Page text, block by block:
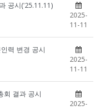
공시('25.11.11)
2025-
11-11
력 변경 공시
2025-
11-11
회 결과 공시
2025-